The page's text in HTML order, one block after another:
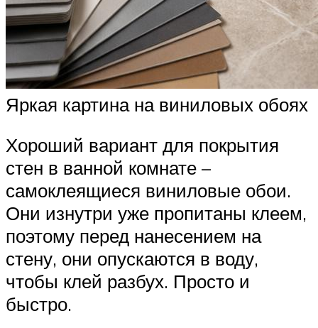
Яркая картина на виниловых обоях
Хороший вариант для покрытия
стен в ванной комнате –
самоклеящиеся виниловые обои.
Они изнутри уже пропитаны клеем,
поэтому перед нанесением на
стену, они опускаются в воду,
чтобы клей разбух. Просто и
быстро.